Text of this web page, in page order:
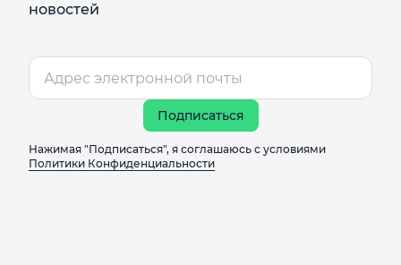
новостей
Подписаться
Нажимая "Подписаться", я соглашаюсь с условиями
Политики Конфиденциальности